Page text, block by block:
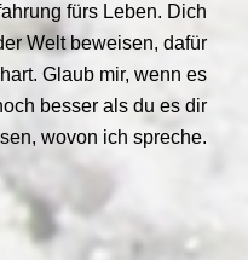
fürs Leben. Dich
Welt beweisen, dafür
Glaub mir, wenn es
besser als du es dir
wovon ich spreche.